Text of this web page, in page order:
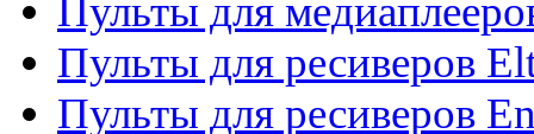
Пульты для
Пульты для ресиверов
Пульты для ресиверов